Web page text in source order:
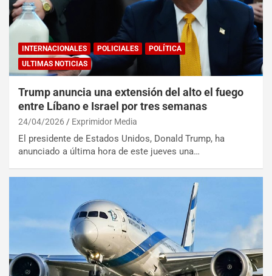
INTERNACIONALES POLICIALES
POLÍTICA
ULTIMAS NOTICIAS
Trump anuncia una extensión del alto el fuego
entre Líbano e Israel por tres semanas
24/04/2026 Exprimidor Media
El presidente de Estados Unidos, Donald Trump, ha
anunciado a última hora de este jueves una…